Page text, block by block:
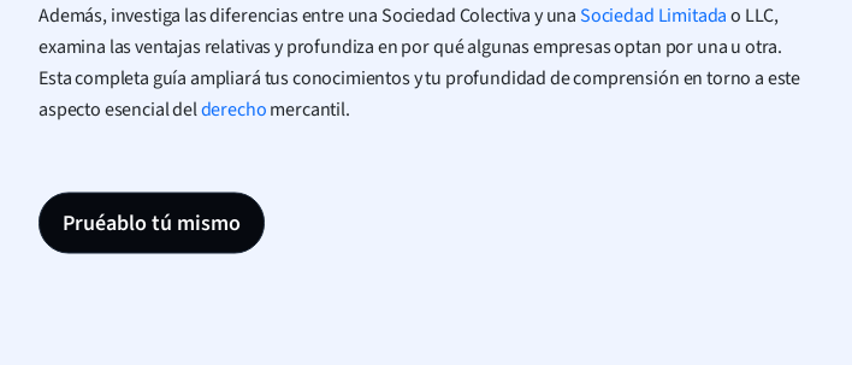
Además, investiga las diferencias entre una Sociedad Colectiva y unaSociedad Limitadao LLC,
examina las ventajas relativas y profundiza en por qué algunas empresas optan por una u otra.
Esta completa guía ampliará tus conocimientos y tu profundidad de comprensión en torno a este
aspecto esencial delderechomercantil.
Pruéablo tú mismo